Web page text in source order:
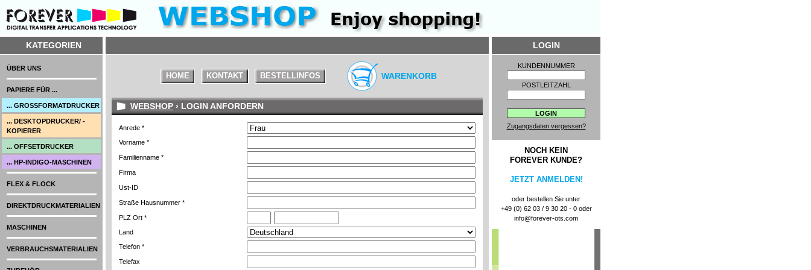
KATEGORIEN
HOME KONTAKT BESTELLINFOS WARENKORB
WEBSHOP › LOGIN ANFORDERN
Anrede *
Vorname *
Familienname *
Firma
Ust-ID
Straße Hausnummer *
PLZ Ort *
Land
Telefon *
Telefax
LOGIN
KUNDENNUMMER
POSTLEITZAHL
Zugangsdaten vergessen?
NOCH KEIN
FOREVER KUNDE?
JETZT ANMELDEN!
oder bestellen Sie unter
+49 (0) 62 03 / 9 30 20 - 0 oder
info@forever-ots.com
ÜBER UNS
PAPIERE FÜR ...
... GROSSFORMATDRUCKER
... DESKTOPDRUCKER/ -
KOPIERER
... OFFSETDRUCKER
... HP-INDIGO-MASCHINEN
FLEX & FLOCK
DIREKTDRUCKMATERIALIEN
MASCHINEN
VERBRAUCHSMATERIALIEN